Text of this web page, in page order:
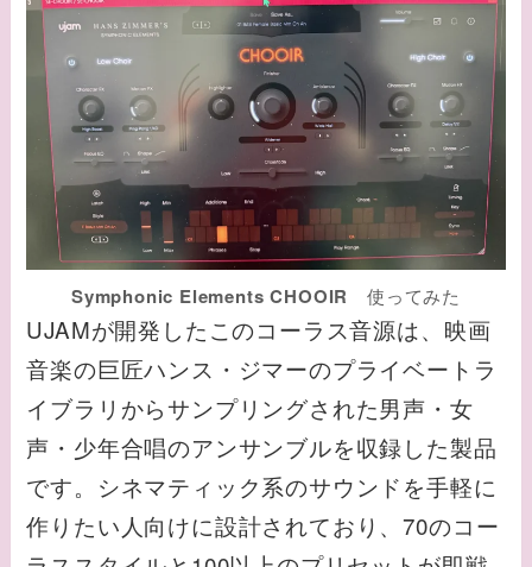
Symphonic Elements CHOOIR 使ってみた
UJAMが開発したこのコーラス音源は、映画
音楽の巨匠ハンス・ジマーのプライベートラ
イブラリからサンプリングされた男声・女
声・少年合唱のアンサンブルを収録した製品
です。シネマティック系のサウンドを手軽に
作りたい人向けに設計されており、70のコー